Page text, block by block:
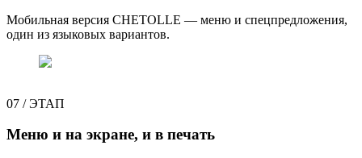
Мобильная версия CHETOLLE — меню и спецпредложения,
один из языковых вариантов.
07 /ЭТАП
Меню и на экране, и в печать